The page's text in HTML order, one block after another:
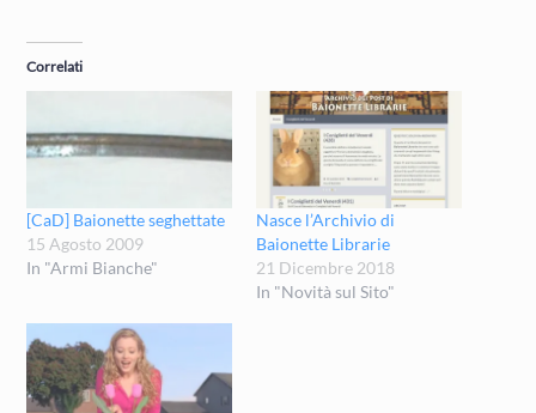
Correlati
[CaD] Baionette seghettate
15 Agosto 2009
In "Armi Bianche"
Nasce l’Archivio di
Baionette Librarie
21 Dicembre 2018
In "Novità sul Sito"